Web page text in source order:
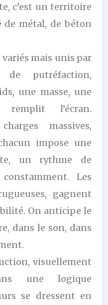
c’est un territoire
de métal, de béton
mais unis par
putréfaction,
une masse, une
l’écran.
massives,
impose une
un rythme de
Les
gagnent
On anticipe le
dans le son, dans
visuellement
une logique
se dressent en